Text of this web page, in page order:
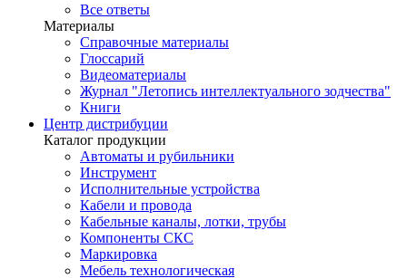
Все ответы
Материалы
Справочные материалы
Глоссарий
Видеоматериалы
Журнал "Летопись интеллектуального зодчества"
Книги
Центр дистрибуции
Каталог продукции
Автоматы и рубильники
Инструмент
Исполнительные устройства
Кабели и провода
Кабельные каналы, лотки, трубы
Компоненты СКС
Маркировка
Мебель технологическая